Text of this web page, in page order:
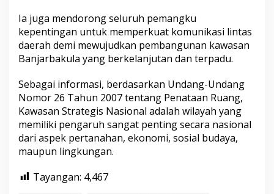
Ia juga mendorong seluruh pemangku
kepentingan untuk memperkuat komunikasi lintas
daerah demi mewujudkan pembangunan kawasan
Banjarbakula yang berkelanjutan dan terpadu.
Sebagai informasi, berdasarkan Undang-Undang
Nomor 26 Tahun 2007 tentang Penataan Ruang,
Kawasan Strategis Nasional adalah wilayah yang
memiliki pengaruh sangat penting secara nasional
dari aspek pertanahan, ekonomi, sosial budaya,
maupun lingkungan.
Tayangan: 4,467